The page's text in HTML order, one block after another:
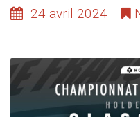
24 avril 2024